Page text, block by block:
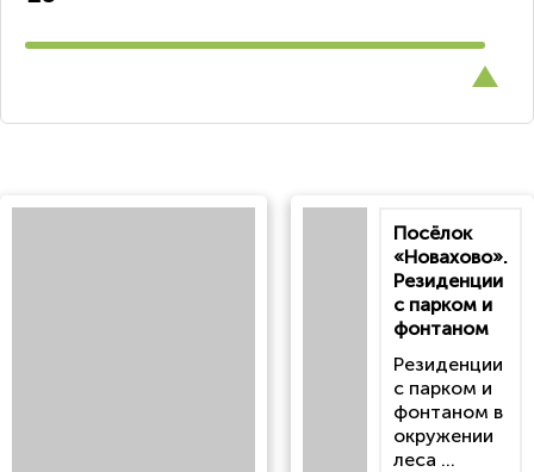
Посёлок
«Новахово».
Резиденции
с парком и
фонтаном
Резиденции
с парком и
фонтаном в
окружении
леса ...